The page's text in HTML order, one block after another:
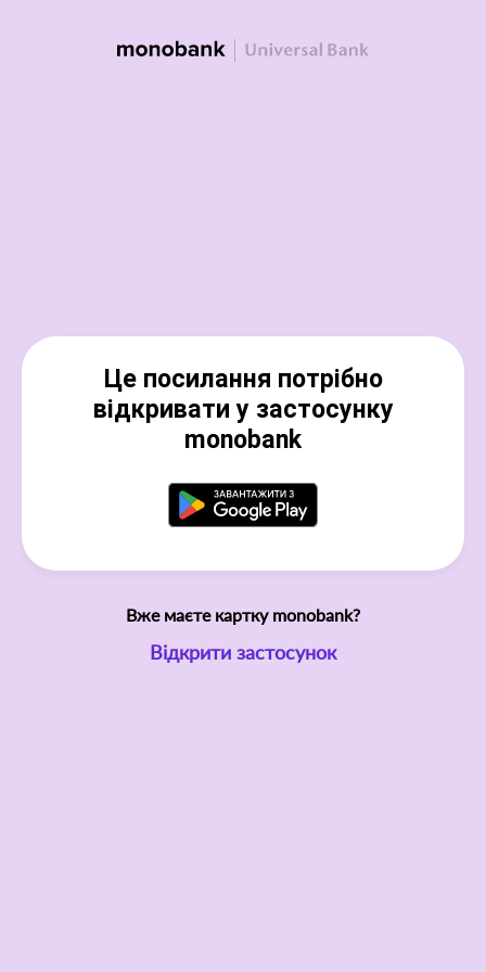
Це посилання потрібно
відкривати у застосунку
monobank
Вже маєте картку monobank?
Відкрити застосунок